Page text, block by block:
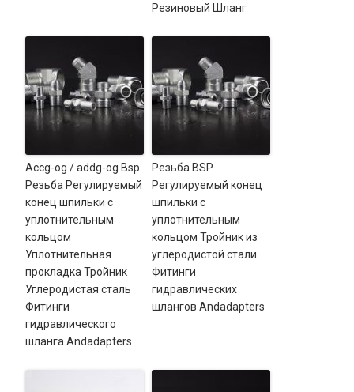
Резиновый Шланг
Accg-og / addg-og Bsp
Резьба Регулируемый
конец шпильки с
уплотнительным
кольцом
Уплотнительная
прокладка Тройник
Углеродистая сталь
Фитинги
гидравлического
шланга Andadapters
Резьба BSP
Регулируемый конец
шпильки с
уплотнительным
кольцом Тройник из
углеродистой стали
Фитинги
гидравлических
шлангов Andadapters